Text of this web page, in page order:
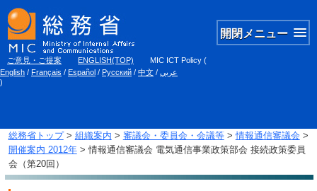
開閉メニュー
ご意見・ご提案 ENGLISH(TOP) MIC ICT Policy (
English / Français / Español / Русский / 中文 / عربي
)
総務省トップ> 組織案内 > 審議会・委員会・会議等>情報通信審議会 >
開催案内 2012年> 情報通信審議会 電気通信事業政策部会 接続政策委員
会（第20回）